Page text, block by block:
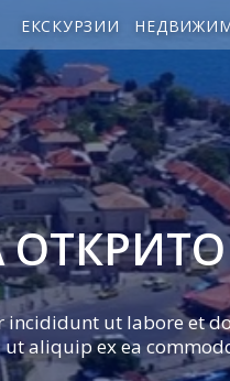
ЕКСКУРЗИИ
ОТКРИТО
ut labore et
aliquip ex ea